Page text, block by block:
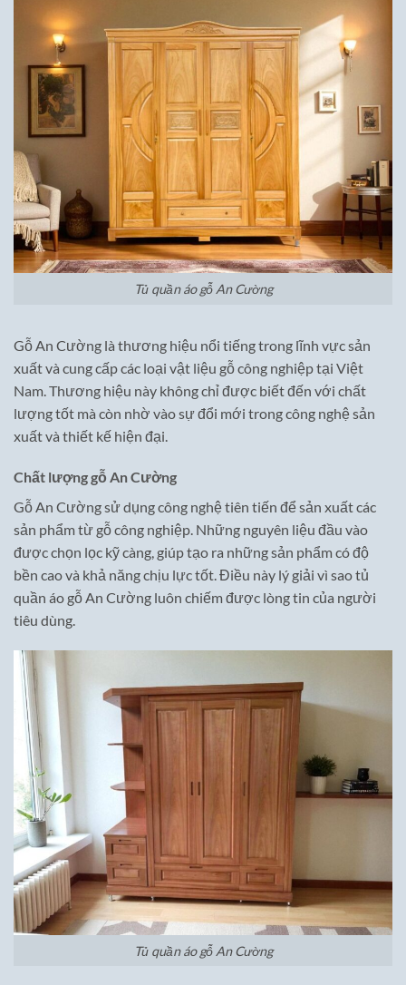
Tủ quần áo gỗ An Cường
Gỗ An Cường là thương hiệu nổi tiếng trong lĩnh vực sản
xuất và cung cấp các loại vật liệu gỗ công nghiệp tại Việt
Nam. Thương hiệu này không chỉ được biết đến với chất
lượng tốt mà còn nhờ vào sự đổi mới trong công nghệ sản
xuất và thiết kế hiện đại.
Chất lượng gỗ An Cường
Gỗ An Cường sử dụng công nghệ tiên tiến để sản xuất các
sản phẩm từ gỗ công nghiệp. Những nguyên liệu đầu vào
được chọn lọc kỹ càng, giúp tạo ra những sản phẩm có độ
bền cao và khả năng chịu lực tốt. Điều này lý giải vì sao tủ
quần áo gỗ An Cường luôn chiếm được lòng tin của người
tiêu dùng.
Tủ quần áo gỗ An Cường